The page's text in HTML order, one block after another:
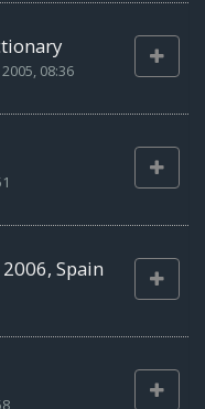
08:36
Spain